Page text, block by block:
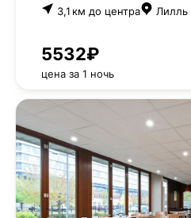
3,1 км до центра
Лилль
5532₽
цена за 1 ночь